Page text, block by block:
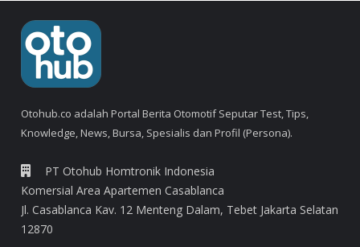
Otohub.co adalah Portal Berita Otomotif Seputar Test, Tips,
Knowledge, News, Bursa, Spesialis dan Profil (Persona).
PT Otohub Homtronik Indonesia
Komersial Area Apartemen Casablanca
Jl. Casablanca Kav. 12 Menteng Dalam, Tebet Jakarta Selatan
12870